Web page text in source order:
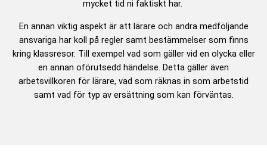
mycket tid ni faktiskt har.
En annan viktig aspekt är att lärare och andra medföljande
ansvariga har koll på regler samt bestämmelser som finns
kring klassresor. Till exempel vad som gäller vid en olycka eller
en annan oförutsedd händelse. Detta gäller även
arbetsvillkoren för lärare, vad som räknas in som arbetstid
samt vad för typ av ersättning som kan förväntas.